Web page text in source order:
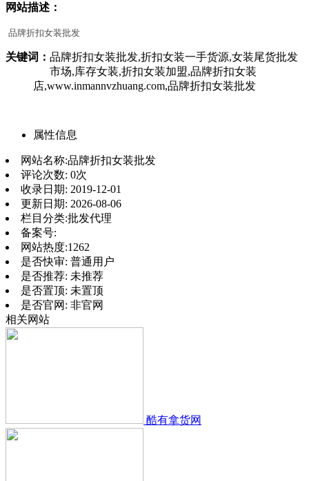
网站描述：
品牌折扣女装批发
关键词： 品牌折扣女装批发,折扣女装一手货源,女装尾货批发
市场,库存女装,折扣女装加盟,品牌折扣女装
店,www.inmannvzhuang.com,品牌折扣女装批发
属性信息
网站名称:品牌折扣女装批发
评论次数: 0次
收录日期: 2019-12-01
更新日期: 2026-08-06
栏目分类:批发代理
备案号:
网站热度:1262
是否快审: 普通用户
是否推荐: 未推荐
是否置顶: 未置顶
是否官网: 非官网
相关网站
酷有拿货网